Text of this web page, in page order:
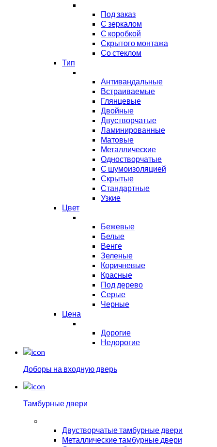
Под заказ
С зеркалом
С коробкой
Скрытого монтажа
Со стеклом
Тип
Антивандальные
Встраиваемые
Глянцевые
Двойные
Двустворчатые
Ламинированные
Матовые
Металлические
Одностворчатые
С шумоизоляцией
Скрытые
Стандартные
Узкие
Цвет
Бежевые
Белые
Венге
Зеленые
Коричневые
Красные
Под дерево
Серые
Черные
Цена
Дорогие
Недорогие
Доборы на входную дверь
Тамбурные двери
Двустворчатые тамбурные двери
Металлические тамбурные двери